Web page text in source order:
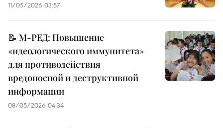
11/05/2026 03:57
📝 М-РЕД: Повышение
«идеологического иммунитета»
для противодействия
вредоносной и деструктивной
информации
08/05/2026 04:34